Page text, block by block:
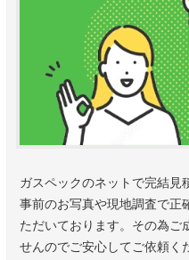
ガスペックのネットで完結見
事前のお写真や現地調査で正
ただいております。その為ご
せんのでご安心してご依頼く